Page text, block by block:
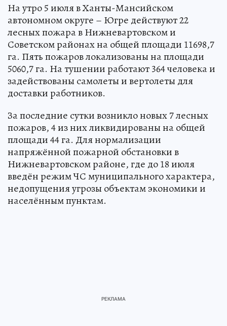
На утро 5 июля в Ханты-Мансийском
автономном округе – Югре действуют 22
лесных пожара в Нижневартовском и
Советском районах на общей площади 11698,7
га. Пять пожаров локализованы на площади
5060,7 га. На тушении работают 364 человека и
задействованы самолеты и вертолеты для
доставки работников.
За последние сутки возникло новых 7 лесных
пожаров, 4 из них ликвидированы на общей
площади 44 га. Для нормализации
напряжённой пожарной обстановки в
Нижневартовском районе, где до 18 июля
введён режим ЧС муниципального характера,
недопущения угрозы объектам экономики и
населённым пунктам.